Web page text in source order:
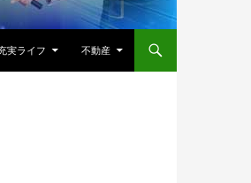
実ライフ 不動産